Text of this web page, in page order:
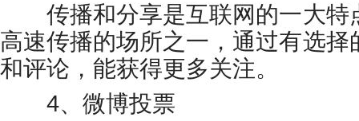
传播和分享是互联网的一大特
高速传播的场所之一，通过有选
和评论，能获得更多关注。
4、微博投票